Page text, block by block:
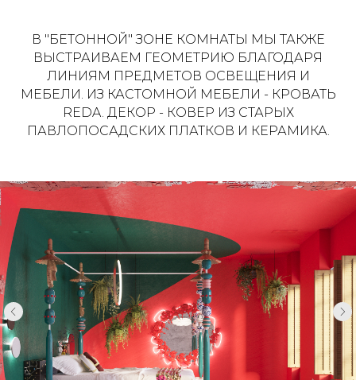
В "БЕТОННОЙ" ЗОНЕ КОМНАТЫ МЫ ТАКЖЕ
ВЫСТРАИВАЕМ ГЕОМЕТРИЮ БЛАГОДАРЯ
ЛИНИЯМ ПРЕДМЕТОВ ОСВЕЩЕНИЯ И
МЕБЕЛИ. ИЗ КАСТОМНОЙ МЕБЕЛИ - КРОВАТЬ
REDA. ДЕКОР - КОВЕР ИЗ СТАРЫХ
ПАВЛОПОСАДСКИХ ПЛАТКОВ И КЕРАМИКА.